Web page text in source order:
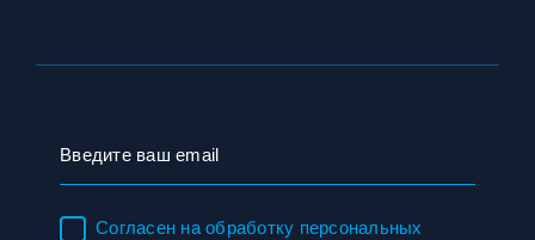
Согласен на обработку персональных